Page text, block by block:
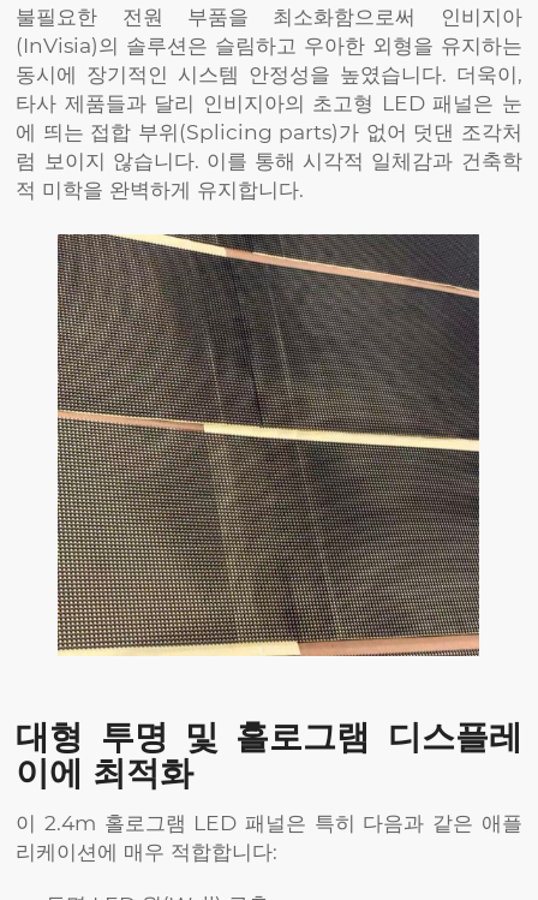
불필요한 전원 부품을 최소화함으로써 인비지아
(InVisia)의 솔루션은 슬림하고 우아한 외형을 유지하는
동시에 장기적인 시스템 안정성을 높였습니다. 더욱이,
타사 제품들과 달리 인비지아의 초고형 LED 패널은 눈
에 띄는 접합 부위(Splicing parts)가 없어 덧댄 조각처
럼 보이지 않습니다. 이를 통해 시각적 일체감과 건축학
적 미학을 완벽하게 유지합니다.
대형 투명 및 홀로그램 디스플레
이에 최적화
이 2.4m 홀로그램 LED 패널은 특히 다음과 같은 애플
리케이션에 매우 적합합니다: